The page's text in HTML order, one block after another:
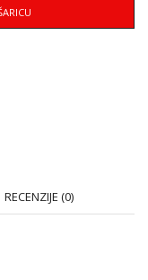
RECENZIJE (0)